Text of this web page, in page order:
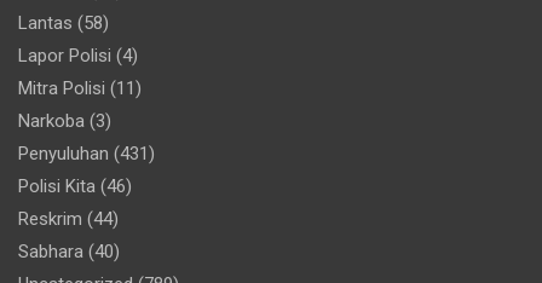
Lantas (58)
Lapor Polisi (4)
Mitra Polisi (11)
Narkoba (3)
Penyuluhan (431)
Polisi Kita (46)
Reskrim (44)
Sabhara (40)